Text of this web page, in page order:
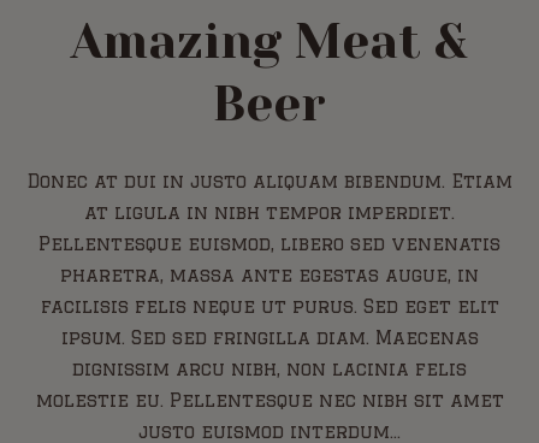
Amazing Meat &
Beer
Donec at dui in justo aliquam bibendum. Etiam
at ligula in nibh tempor imperdiet.
Pellentesque euismod, libero sed venenatis
pharetra, massa ante egestas augue, in
facilisis felis neque ut purus. Sed eget elit
ipsum. Sed sed fringilla diam. Maecenas
dignissim arcu nibh, non lacinia felis
molestie eu. Pellentesque nec nibh sit amet
justo euismod interdum...